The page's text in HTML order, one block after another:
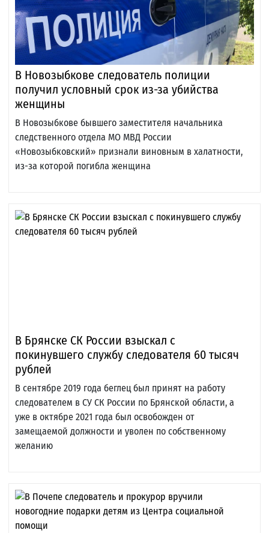
В Новозыбкове следователь полиции
получил условный срок из-за убийства
женщины
В Новозыбкове бывшего заместителя начальника
следственного отдела МО МВД России
«Новозыбковский» признали виновным в халатности,
из-за которой погибла женщина
В Брянске СК России взыскал с
покинувшего службу следователя 60 тысяч
рублей
В сентябре 2019 года беглец был принят на работу
следователем в СУ СК России по Брянской области, а
уже в октябре 2021 года был освобожден от
замещаемой должности и уволен по собственному
желанию